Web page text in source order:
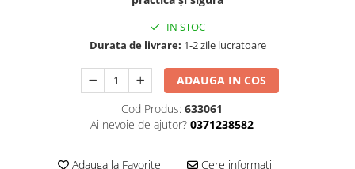
IN STOC
Durata de livrare: 1-2 zile lucratoare
ADAUGA IN COS
Cod Produs: 633061
Ai nevoie de ajutor? 0371238582
Adauga la Favorite Cere informatii